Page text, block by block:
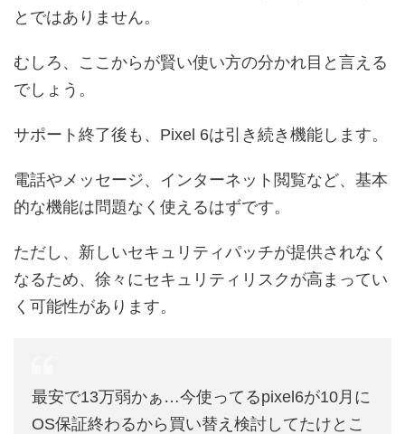
とではありません。
むしろ、ここからが賢い使い方の分かれ目と言える
でしょう。
サポート終了後も、Pixel 6は引き続き機能します。
電話やメッセージ、インターネット閲覧など、基本
的な機能は問題なく使えるはずです。
ただし、新しいセキュリティパッチが提供されなく
なるため、徐々にセキュリティリスクが高まってい
く可能性があります。
最安で13万弱かぁ…今使ってるpixel6が10月に
OS保証終わるから買い替え検討してたけとこ